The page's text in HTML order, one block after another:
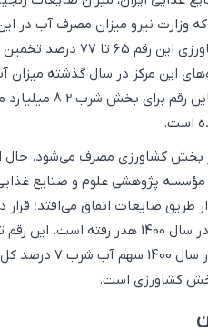
کرد. این درحالی که وزارت نیرو میزان مصرف آب
را تا 92 درصد اعلام کرده‌ است. البته مقامات وزارت جهادکشاورزی این
این مرکز در سال گذشته میزان
مصرفی بخش کشاورزی 82 میلیارد مترمکعب بود. در مقابل این رقم برای
کل آب مصرفی در بخش کشاورزی مصرف می‌شود.
مؤسسه پژوهشی علوم و صنایع
۲۸ درصد هدر رفت آب از طریق ضایعات اتفاق می‌افتد؛
می‌توان گفت، 23 میلیارد متر مکعب آب در بخش کشاورزی در سال 1400 هدر رفته
4 برابر آب شرب مصرفی در هر سال است. طبق داده‌های او در سال
کشاورزی است.